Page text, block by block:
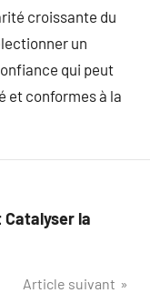
croissante du
un
qui peut
et conformes à la
Catalyser la
Article suivant